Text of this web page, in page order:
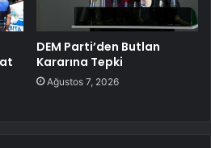
DEM Parti’den Butlan
Kararına Tepki
Ağustos 7, 2026